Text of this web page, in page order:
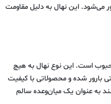
می‌شود. این نهال به دلیل مقاومت
است. این نوع نهال به هیچ
بارور شده و محصولاتی با کیفیت
به عنوان یک میان‌وعده سالم